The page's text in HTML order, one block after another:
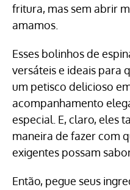
fritura, mas sem abrir
amamos.
Esses bolinhos de
versáteis e ideais para
um petisco delicioso
acompanhamento
especial. E, claro, eles
maneira de fazer com
exigentes possam
Então, pegue seus